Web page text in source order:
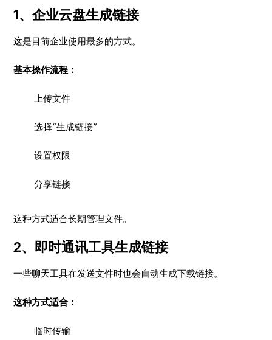
1、企业云盘生成链接
这是目前企业使用最多的方式。
基本操作流程：
上传文件
选择“生成链接”
设置权限
分享链接
这种方式适合长期管理文件。
2、即时通讯工具生成链接
一些聊天工具在发送文件时也会自动生成下载链接。
这种方式适合：
临时传输